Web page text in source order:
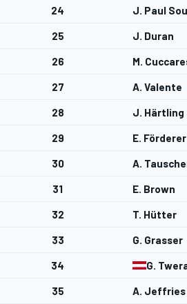
24 J. Paul
25 J. Duran
26 M.
27 A. Valente
28 J. Härtling
29 E. Förderer
30 A.
31 E. Brown
32 T. Hütter
33 G. Grasser
34 G.
35 A. Jeffries